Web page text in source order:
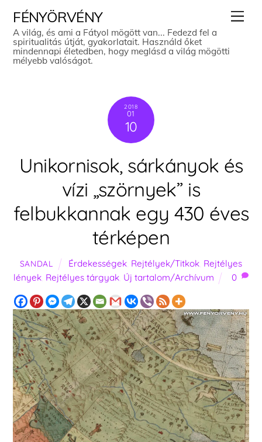
content
FÉNYÖRVÉNY
A világ, és ami a Fátyol mögött van... Fedezd fel a
spiritualitás útját, gyakorlatait. Használd őket
mindennapi életedben, hogy meglásd a világ mögötti
mélyebb valóságot.
2018
01
10
Unikornisok, sárkányok és
vízi „szörnyek” is
felbukkannak egy 430 éves
térképen
SANDAL Érdekességek Rejtélyek/Titkok Rejtélyes
lények, Rejtélyes tárgyak, Új tartalom/Archívum 0